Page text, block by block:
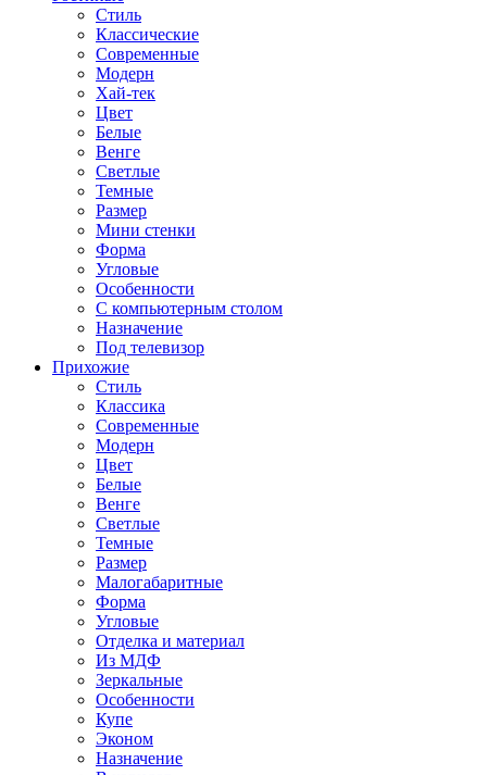
Стиль
Классические
Современные
Модерн
Хай-тек
Цвет
Белые
Венге
Светлые
Темные
Размер
Мини стенки
Форма
Угловые
Особенности
С компьютерным столом
Назначение
Под телевизор
Прихожие
Стиль
Классика
Современные
Модерн
Цвет
Белые
Венге
Светлые
Темные
Размер
Малогабаритные
Форма
Угловые
Отделка и материал
Из МДФ
Зеркальные
Особенности
Купе
Эконом
Назначение